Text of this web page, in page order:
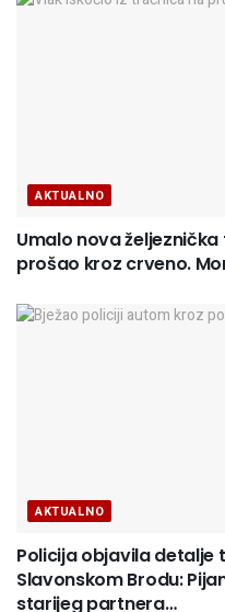
AKTUALNO
Umalo nova
prošao kroz crveno.
AKTUALNO
Policija objavila detalje
Slavonskom Brodu:
starijeg partnera…